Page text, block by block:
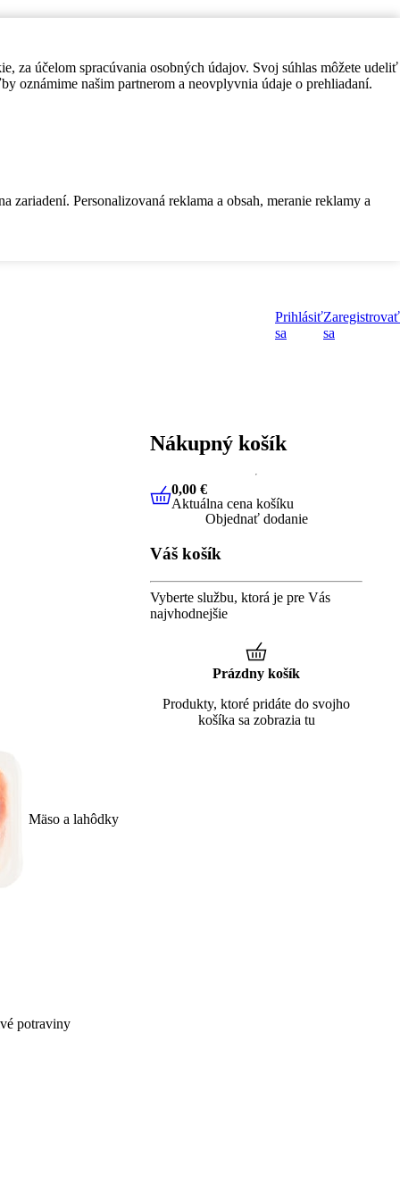
za účelom spracúvania osobných údajov. Svoj súhlas môžete udeliť
oznámime našim partnerom a neovplyvnia údaje o prehliadaní.
Personalizovaná reklama a obsah, meranie reklamy a
Prihlásiť
sa
Zaregistrovať
sa
Mäso a lahôdky
potraviny
Nákupný košík
0,00 €Aktuálna cena košíku
0,00 €
Aktuálna cena košíku
Objednať dodanie
Váš košík
Vyberte službu, ktorá je pre Vás
najvhodnejšie
Prázdny košík
Produkty, ktoré pridáte do svojho
košíka sa zobrazia tu